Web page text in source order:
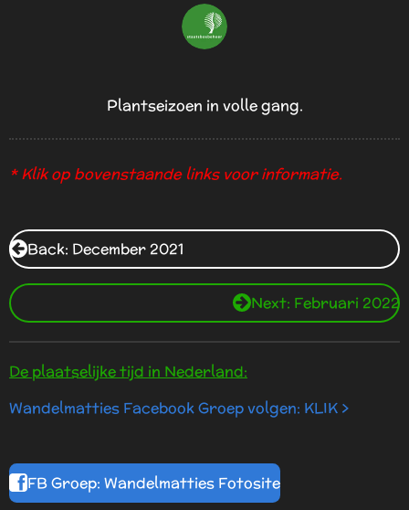
Plantseizoen in volle gang.
* Klik op bovenstaande links voor informatie.
Back: December 2021
Next: Februari 2022
De plaatselijke tijd in Nederland:
Wandelmatties Facebook Groep volgen: KLIK >
FB Groep: Wandelmatties Fotosite